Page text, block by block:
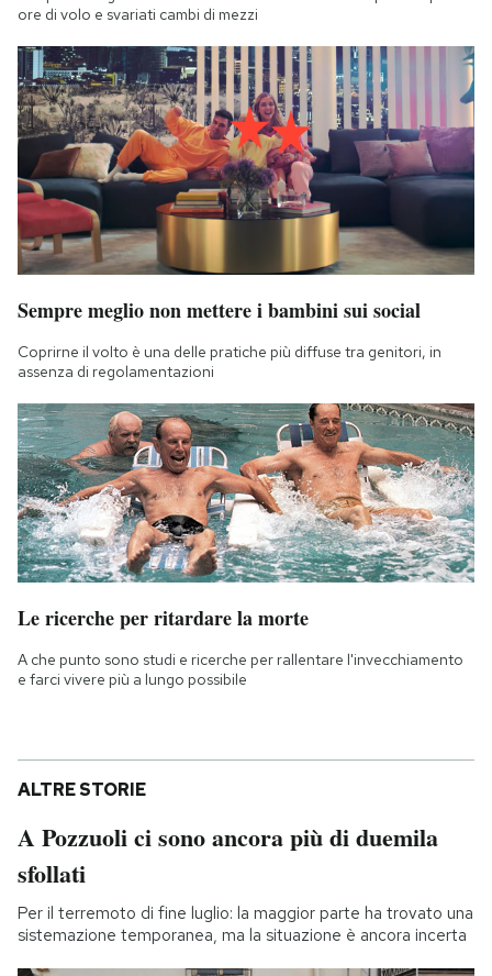
ore di volo e svariati cambi di mezzi
Sempre meglio non mettere i bambini sui social
Coprirne il volto è una delle pratiche più diffuse tra genitori, in
assenza di regolamentazioni
Le ricerche per ritardare la morte
A che punto sono studi e ricerche per rallentare l'invecchiamento
e farci vivere più a lungo possibile
ALTRE STORIE
A Pozzuoli ci sono ancora più di duemila
sfollati
Per il terremoto di fine luglio: la maggior parte ha trovato una
sistemazione temporanea, ma la situazione è ancora incerta